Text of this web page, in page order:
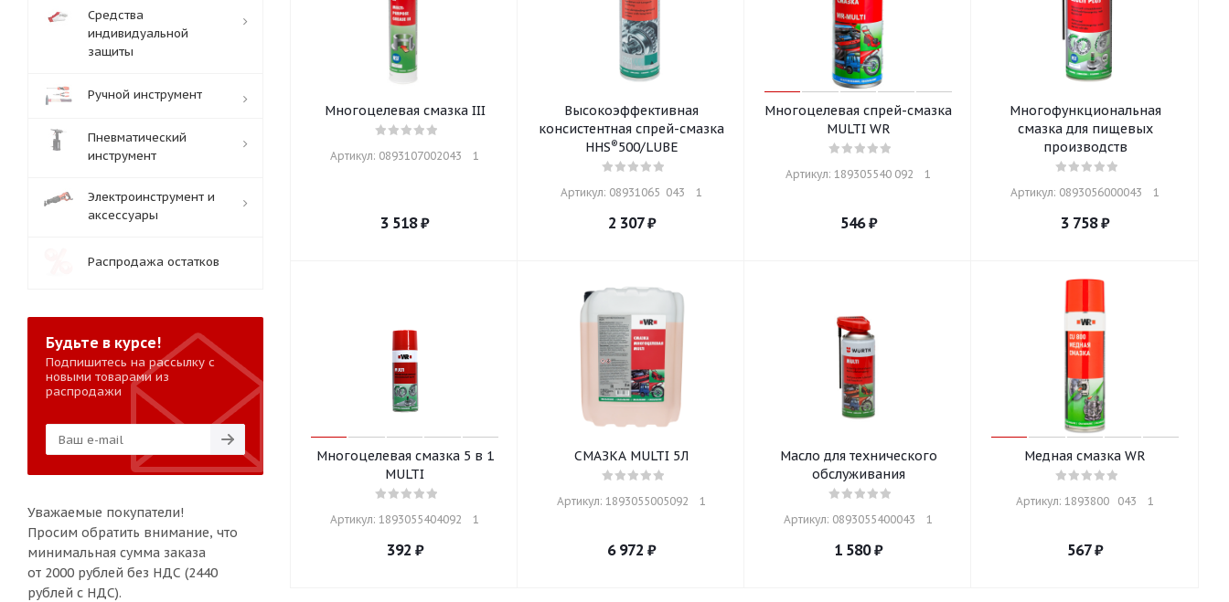
Многоцелевая смазка III
Артикул: 0893107002043    1
3 518₽
Высокоэффективная
консистентная спрей-смазка
HHS®500/LUBE
Артикул: 08931065  043    1
2 307₽
Многоцелевая спрей-смазка
MULTI WR
Артикул: 189305540 092    1
546₽
Многофункциональная
смазка для пищевых
производств
Артикул: 0893056000043    1
3 758₽
Многоцелевая смазка 5 в 1
MULTI
Артикул: 1893055404092    1
392 ₽
СМАЗКА MULTI 5Л
Артикул: 1893055005092    1
6 972 ₽
Масло для технического
обслуживания
Артикул: 0893055400043    1
1 580₽
Медная смазка WR
Артикул: 1893800   043    1
567₽
Средства
индивидуальной
защиты
Ручной инструмент
Пневматический
инструмент
Электроинструмент и
аксессуары
Распродажа остатков
Будьте в курсе!
Подпишитесь на рассылку с
новыми товарами из
распродажи
Уважаемые покупатели!
Просим обратить внимание, что
минимальная сумма заказа
от 2000 рублей без НДС (2440
рублей с НДС).